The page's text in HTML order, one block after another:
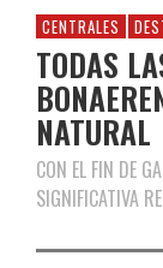
CENTRALES
TODAS
NATURAL
CON EL FIN DE
SIGNIFICATIVA